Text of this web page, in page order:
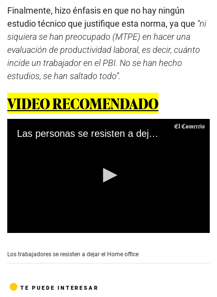
Finalmente, hizo énfasis en que no hay ningún
estudio técnico que justifique esta norma, ya que “ni
siquiera se han preocupado (MTPE) en hacer una
evaluación de productividad laboral, es decir, cuánto
incide un trabajador en el PBI. No se han hecho
estudios, se han saltado todo”.
VIDEO RECOMENDADO
Las personas se resisten a dejar el teletrabajo
e
d
s
Los trabajadores se resisten a dejar el Home office
TE PUEDE INTERESAR